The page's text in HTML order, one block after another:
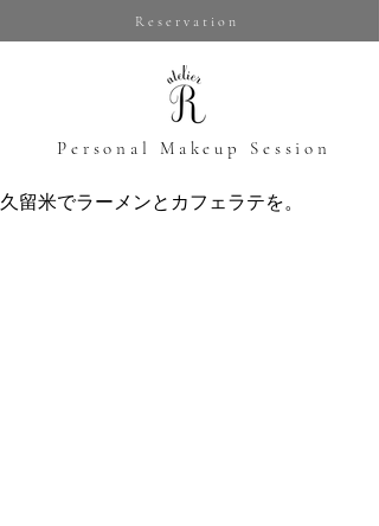
Reservation
​Personal Makeup Session
久留米でラーメンとカフェラテを。